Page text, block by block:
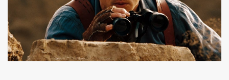
SHARE TWEET LINE EMAIL